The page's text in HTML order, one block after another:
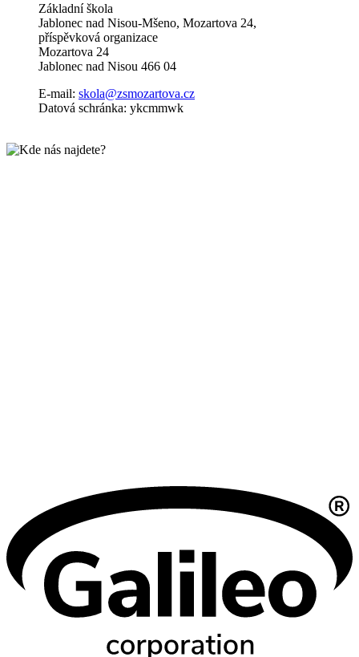
Základní škola
Jablonec nad Nisou-Mšeno, Mozartova 24,
příspěvková organizace
Mozartova 24
Jablonec nad Nisou 466 04
E-mail: skola@zsmozartova.cz
Datová schránka: ykcmmwk